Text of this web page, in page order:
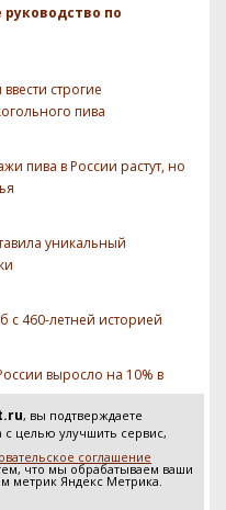
, вы подтверждаете
с целью улучшить сервис,
соглашение
что мы обрабатываем ваши
метрик Яндекс Метрика.
по
строгие
пива
пива в России растут, но
уникальный
с 460-летней историей
выросло на 10% в
пива